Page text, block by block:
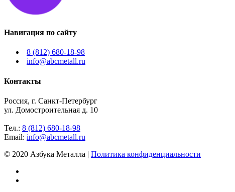
Навигация по сайту
8 (812) 680-18-98
info@abcmetall.ru
Контакты
Россия, г. Санкт-Петербург
ул. Домостроительная д. 10
Тел.: 8 (812) 680-18-98
Email: info@abcmetall.ru
© 2020 Азбука Металла | Политика конфиденциальности